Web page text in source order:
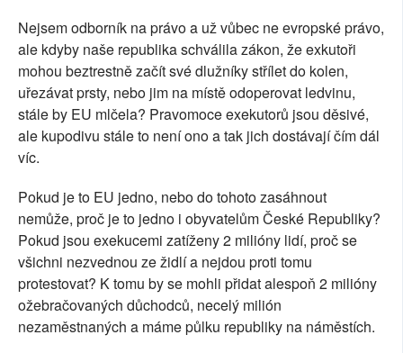
Nejsem odborník na právo a už vůbec ne evropské právo,
ale kdyby naše republika schválila zákon, že exkutoři
mohou beztrestně začít své dlužníky střílet do kolen,
uřezávat prsty, nebo jim na místě odoperovat ledvinu,
stále by EU mlčela? Pravomoce exekutorů jsou děsivé,
ale kupodivu stále to není ono a tak jich dostávají čím dál
víc.
Pokud je to EU jedno, nebo do tohoto zasáhnout
nemůže, proč je to jedno i obyvatelům České Republiky?
Pokud jsou exekucemi zatíženy 2 milióny lidí, proč se
všichni nezvednou ze židlí a nejdou proti tomu
protestovat? K tomu by se mohli přidat alespoň 2 milióny
ožebračovaných důchodců, necelý milión
nezaměstnaných a máme půlku republiky na náměstích.